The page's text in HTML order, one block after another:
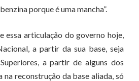
porque é uma mancha”.
essa articulação do governo hoje,
a partir da sua base, seja
a partir de alguns dos
na reconstrução da base aliada, só